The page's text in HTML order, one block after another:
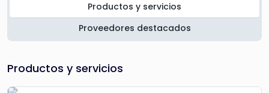
Productos y servicios
Proveedores destacados
Productos y servicios